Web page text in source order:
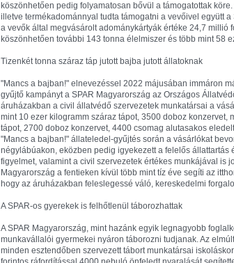
köszönhetően pedig folyamatosan bővül a támogatottak
illetve termékadománnyal tudta támogatni a vevőivel együtt
a vevők által megvásárolt adománykártyák értéke 24,7 millió
köszönhetően további 143 tonna élelmiszer és több mint 58
Tizenkét tonna száraz táp jutott bajba jutott állatoknak
"Mancs a bajban!" elnevezéssel 2022 májusában immáron
gyűjtő kampányt a SPAR Magyarország az Országos
áruházakban a civil állatvédő szervezetek munkatársai a
mint 10 ezer kilogramm száraz tápot, 3500 doboz konzervet,
tápot, 2700 doboz konzervet, 4400 csomag alutasakos
"Mancs a bajban!" állateledel-gyűjtés során a vásárlókat
négylábúakon, eközben pedig igyekezett a felelős
figyelmet, valamint a civil szervezetek értékes munkájával is
Magyarország a fentieken kívül több mint tíz éve segíti az
hogy az áruházakban feleslegessé váló, kereskedelmi
A SPAR-os gyerekek is felhőtlenül táborozhattak
A SPAR Magyarország, mint hazánk egyik legnagyobb
munkavállalói gyermekei nyáron táborozni tudjanak. Az
minden esztendőben szervezett tábort munkatársai